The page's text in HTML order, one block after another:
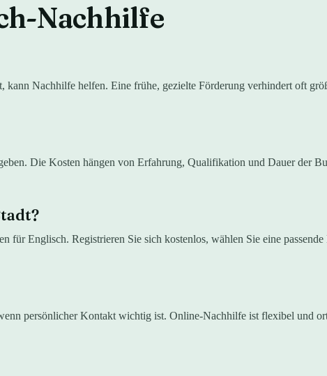
-Nachhilfe
Nachhilfe helfen. Eine frühe, gezielte Förderung verhindert oft
Die Kosten hängen von Erfahrung, Qualifikation und Dauer der
für Englisch. Registrieren Sie sich kostenlos, wählen Sie eine
persönlicher Kontakt wichtig ist. Online-Nachhilfe ist flexibel und